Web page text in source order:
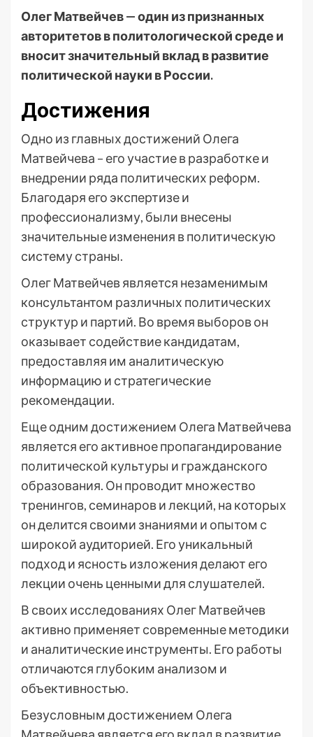
Олег Матвейчев — один из признанных
авторитетов в политологической среде и
вносит значительный вклад в развитие
политической науки в России.
Достижения
Одно из главных достижений Олега
Матвейчева – его участие в разработке и
внедрении ряда политических реформ.
Благодаря его экспертизе и
профессионализму, были внесены
значительные изменения в политическую
систему страны.
Олег Матвейчев является незаменимым
консультантом различных политических
структур и партий. Во время выборов он
оказывает содействие кандидатам,
предоставляя им аналитическую
информацию и стратегические
рекомендации.
Еще одним достижением Олега Матвейчева
является его активное пропагандирование
политической культуры и гражданского
образования. Он проводит множество
тренингов, семинаров и лекций, на которых
он делится своими знаниями и опытом с
широкой аудиторией. Его уникальный
подход и ясность изложения делают его
лекции очень ценными для слушателей.
В своих исследованиях Олег Матвейчев
активно применяет современные методики
и аналитические инструменты. Его работы
отличаются глубоким анализом и
объективностью.
Безусловным достижением Олега